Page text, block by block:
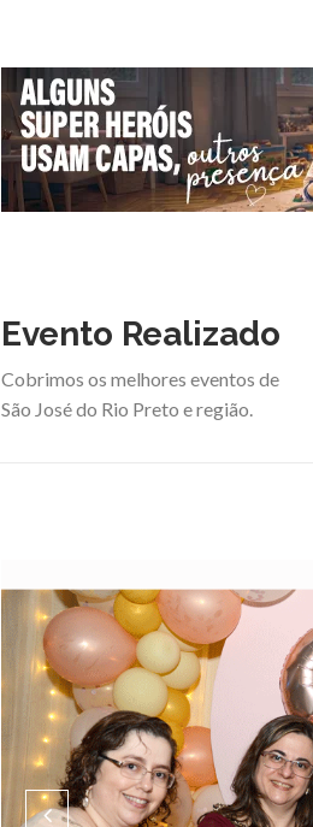
Evento Realizado
Cobrimos os melhores eventos de
São José do Rio Preto e região.